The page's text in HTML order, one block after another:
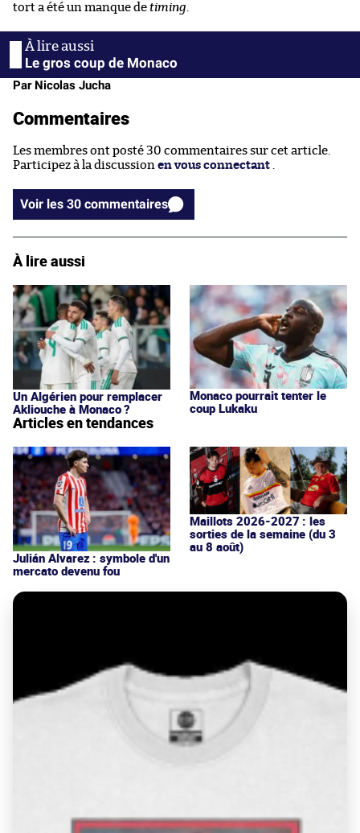
tort a été un manque de timing
Le gros coup de Monaco
Par Nicolas Jucha
Commentaires
Les membres ont posté 30 commentaires sur cet article.
Participez à la discussion en vous connectant
Voir les 30 commentaires
À lire aussi
Un Algérien pour remplacer
Akliouche à Monaco ?
Monaco pourrait tenter le
coup Lukaku
Articles en tendances
Julián Alvarez : symbole d'un
mercato devenu fou
Maillots 2026-2027 : les
sorties de la semaine (du 3
au 8 août)